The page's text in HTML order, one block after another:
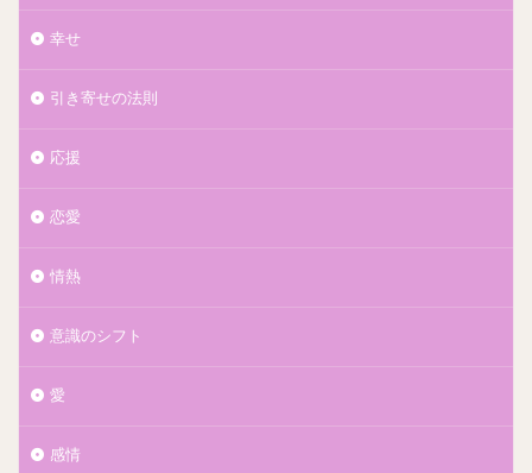
幸せ
引き寄せの法則
応援
恋愛
情熱
意識のシフト
愛
感情